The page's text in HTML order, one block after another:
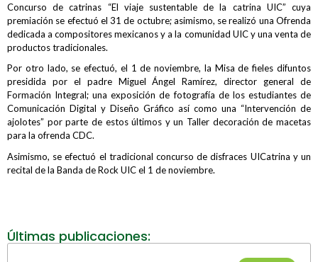
Concurso de catrinas “El viaje sustentable de la catrina UIC” cuya
premiación se efectuó el 31 de octubre; asimismo, se realizó una Ofrenda
dedicada a compositores mexicanos y a la comunidad UIC y una venta de
productos tradicionales.
Por otro lado, se efectuó, el 1 de noviembre, la Misa de fieles difuntos
presidida por el padre Miguel Ángel Ramírez, director general de
Formación Integral; una exposición de fotografía de los estudiantes de
Comunicación Digital y Diseño Gráfico así como una “Intervención de
ajolotes” por parte de estos últimos y un Taller decoración de macetas
para la ofrenda CDC.
Asimismo, se efectuó el tradicional concurso de disfraces UICatrina y un
recital de la Banda de Rock UIC el 1 de noviembre.
Últimas publicaciones: